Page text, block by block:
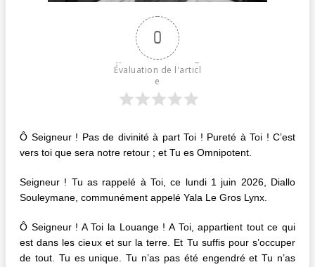
0
Évaluation de l'articl
e
Ô Seigneur ! Pas de divinité à part Toi ! Pureté à Toi ! C’est
vers toi que sera notre retour ; et Tu es Omnipotent.
Seigneur ! Tu as rappelé à Toi, ce lundi 1 juin 2026, Diallo
Souleymane, communément appelé Yala Le Gros Lynx.
Ô Seigneur ! A Toi la Louange ! A Toi, appartient tout ce qui
est dans les cieux et sur la terre. Et Tu suffis pour s’occuper
de tout. Tu es unique. Tu n’as pas été engendré et Tu n’as